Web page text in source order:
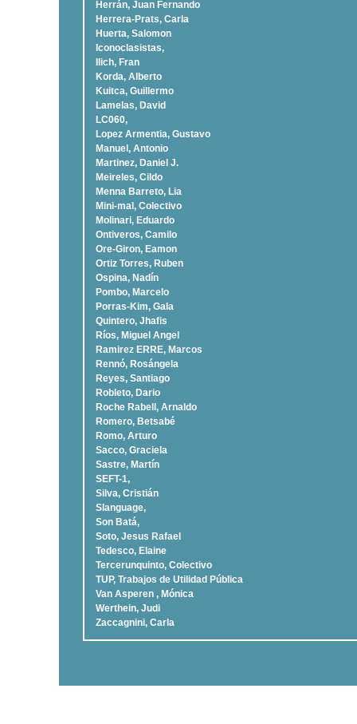
Herrán, Juan Fernando
Herrera-Prats, Carla
Huerta, Salomon
Iconoclasistas,
Ilich, Fran
Korda, Alberto
Kuitca, Guillermo
Lamelas, David
LC060,
Lopez Armentia, Gustavo
Manuel, Antonio
Martinez, Daniel J.
Meireles, Cildo
Menna Barreto, Lia
Mini-mal, Colectivo
Molinari, Eduardo
Ontiveros, Camilo
Ore-Giron, Eamon
Ortiz Torres, Ruben
Ospina, Nadí­n
Pombo, Marcelo
Porras-Kim, Gala
Quintero, Jhafis
Rí­os, Miguel Angel
Ramirez ERRE, Marcos
Rennó, Rosángela
Reyes, Santiago
Robleto, Dario
Roche Rabell, Arnaldo
Romero, Betsabé
Romo, Arturo
Sacco, Graciela
Sastre, Martí­n
SEFT-1,
Silva, Cristián
Slanguage,
Son Batá,
Soto, Jesus Rafael
Tedesco, Elaine
Tercerunquinto, Colectivo
TUP, Trabajos de Utilidad Pública
Van Asperen , Mónica
Werthein, Judi
Zaccagnini, Carla